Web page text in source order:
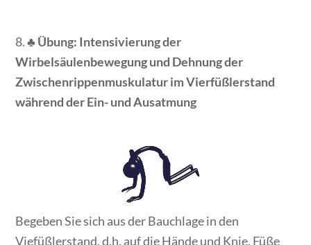
8. ♣Übung: Intensivierung der
Wirbelsäulenbewegung und Dehnung der
Zwischenrippenmuskulatur im Vierfüßlerstand
während der Ein- und Ausatmung
Begeben Sie sich aus der Bauchlage in den
Viefüßlerstand, d.h. auf die Hände und Knie. Füße